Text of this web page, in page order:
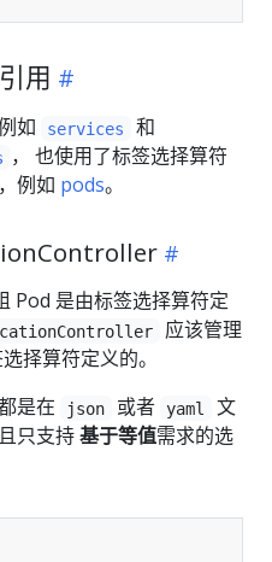
用
如 services 和
， 也使用了标签选择算符
例如 pods。
Pod 是由标签选择算符定
应该管理
择算符定义的。
是在
json 或者 yaml
文
只支持基于等值需求的选